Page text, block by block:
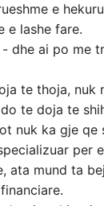
e
e lashe fare.
dhe ai po me
te thoja,
te doja te
nuk ka gje qe
per
ata mund ta